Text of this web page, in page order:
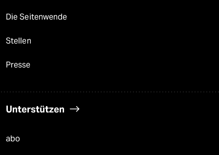
Die Seitenwende
Stellen
Presse
Unterstützen
abo